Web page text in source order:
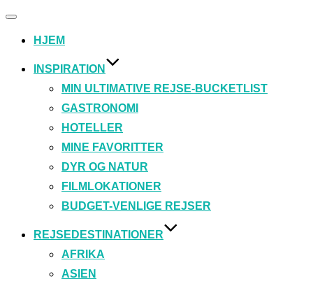
Slå
til/fraHJEM
INSPIRATION
MIN ULTIMATIVE REJSE-BUCKETLIST
GASTRONOMI
HOTELLER
MINE FAVORITTER
DYR OG NATUR
FILMLOKATIONER
BUDGET-VENLIGE REJSER
REJSEDESTINATIONER
AFRIKA
ASIEN